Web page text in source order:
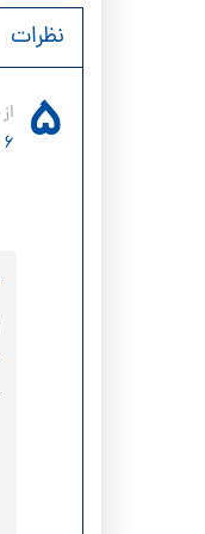
نظرات
۵
از ۵
۶ مشارکت کننده